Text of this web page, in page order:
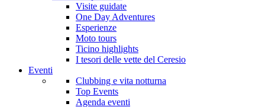
Visite guidate
One Day Adventures
Esperienze
Moto tours
Ticino highlights
I tesori delle vette del Ceresio
Eventi
Clubbing e vita notturna
Top Events
Agenda eventi